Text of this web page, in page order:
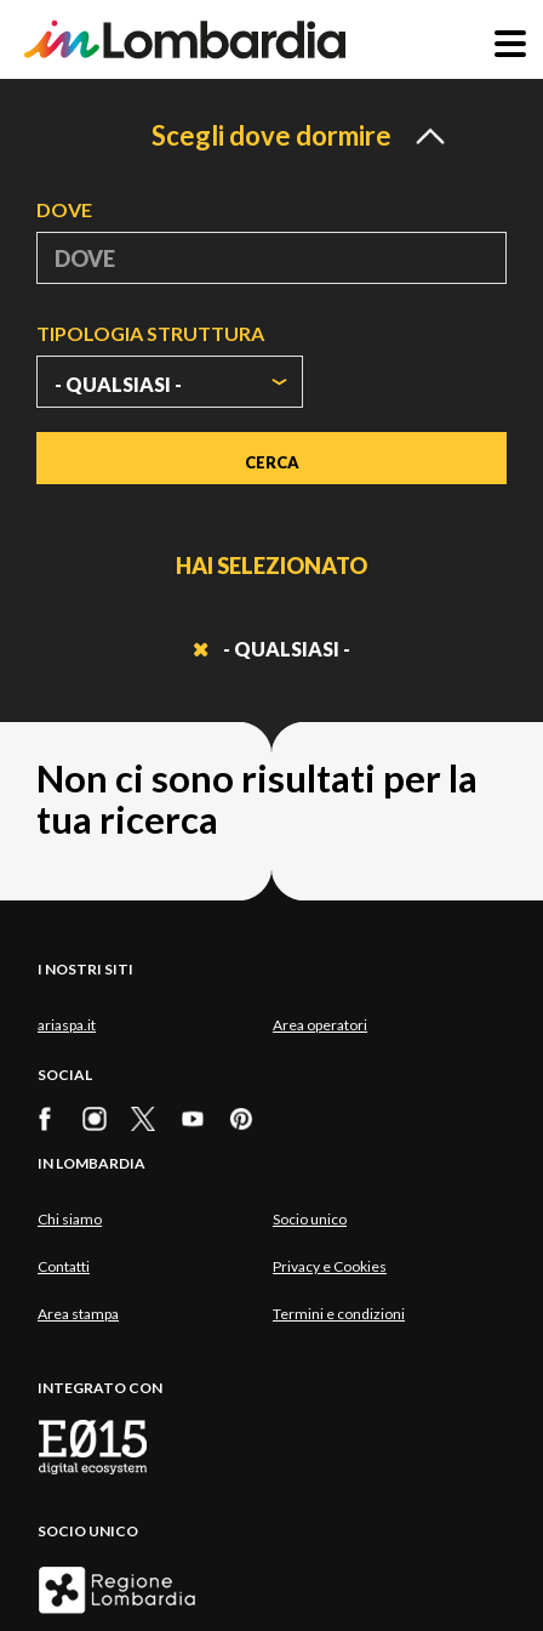
Scegli dove dormire
DOVE
TIPOLOGIA STRUTTURA
HAI SELEZIONATO
- QUALSIASI -
Non ci sono risultati per la
tua ricerca
I NOSTRI SITI
ariaspa.it Area operatori
SOCIAL
IN LOMBARDIA
Chi siamo Socio unico
Contatti Privacy e Cookies
Area stampa Termini e condizioni
INTEGRATO CON
SOCIO UNICO